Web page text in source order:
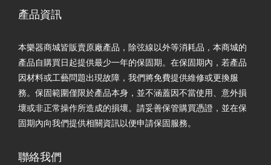
產品資訊
本樂器商城皆販賣原廠產品，除弦線以外等消耗品，本商城的
產品自購買日起提供最少一年的保固期。在保固期內，若產品
因材料或工藝問題出現故障，我們將免費提供維修或更換服
務。保固範圍僅限於產品本身，並不涵蓋因不當使用、意外損
壞或非正常操作所造成的損壞。請妥善保管購買憑證，並在保
固期內向我們提供相關資訊以便申請保固服務。
聯絡我們